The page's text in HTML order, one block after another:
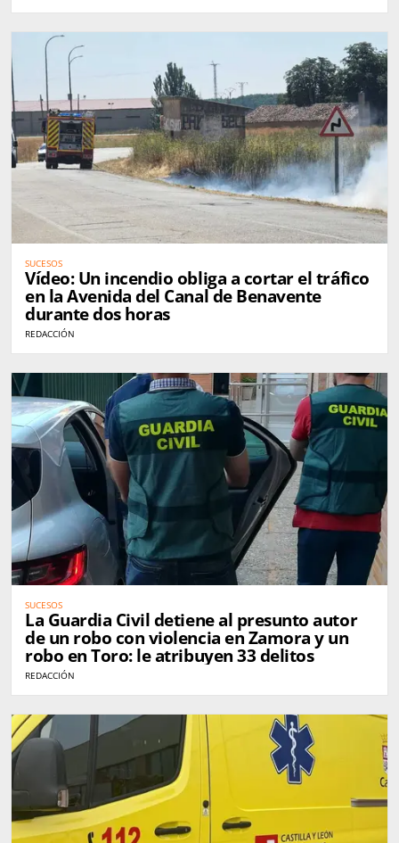
SUCESOS
Vídeo: Un incendio obliga a cortar el tráfico
en la Avenida del Canal de Benavente
durante dos horas
REDACCIÓN
SUCESOS
La Guardia Civil detiene al presunto autor
de un robo con violencia en Zamora y un
robo en Toro: le atribuyen 33 delitos
REDACCIÓN